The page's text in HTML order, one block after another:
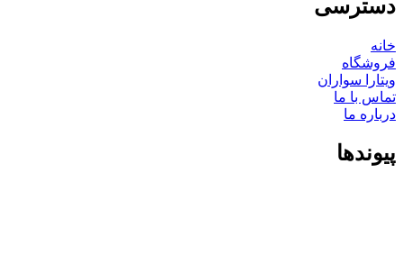
دسترسی
خانه
فروشگاه
ویتارا سواران
تماس با ما
درباره ما
پیوندها